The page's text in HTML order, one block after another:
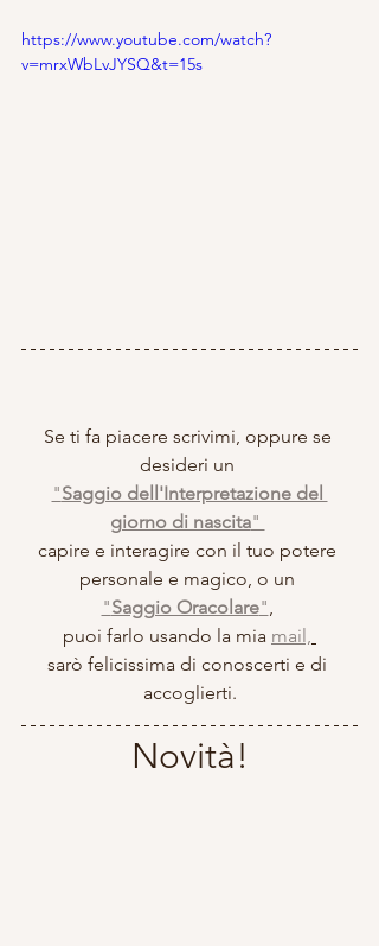
https://www.youtube.com/watch?
v=mrxWbLvJYSQ&t=15s
Se ti fa piacere scrivimi, oppure se
desideri un
"Saggio dell'Interpretazione del
giorno di nascita"
capire e interagire con il tuo potere
personale e magico, o un
"Saggio Oracolare",
puoi farlo usando la mia mail,
sarò felicissima di conoscerti e di
accoglierti.
Novità!